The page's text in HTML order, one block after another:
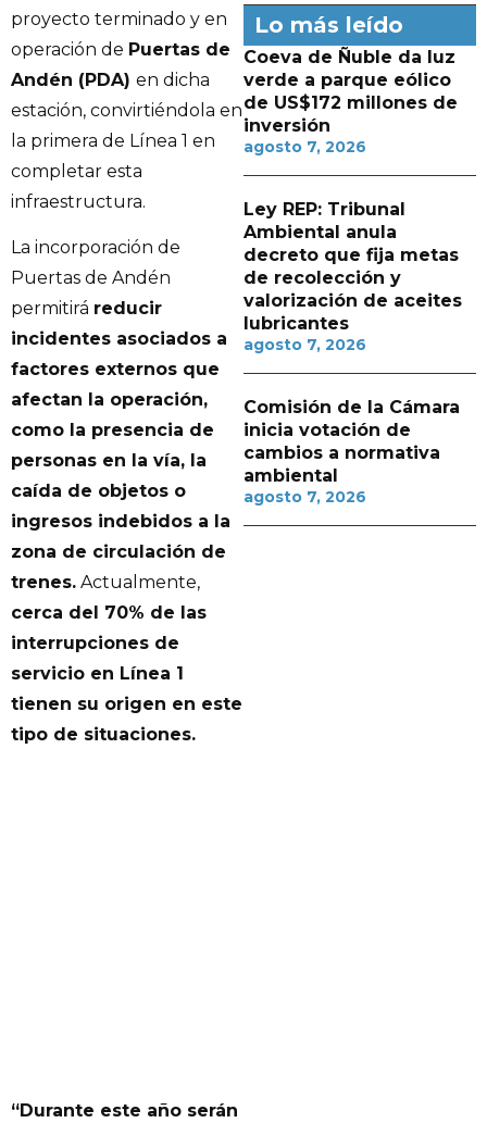
proyecto terminado y en
operación de Puertas de
Andén (PDA) en dicha
estación, convirtiéndola en
la primera de Línea 1 en
completar esta
infraestructura.
La incorporación de
Puertas de Andén
permitirá reducir
incidentes asociados a
factores externos que
afectan la operación,
como la presencia de
personas en la vía, la
caída de objetos o
ingresos indebidos a la
zona de circulación de
trenes. Actualmente,
cerca del 70% de las
interrupciones de
servicio en Línea 1
tienen su origen en este
tipo de situaciones.
“Durante este año serán
Lo más leído
Coeva de Ñuble da luz
verde a parque eólico
de US$172 millones de
inversión
agosto 7, 2026
Ley REP: Tribunal
Ambiental anula
decreto que fija metas
de recolección y
valorización de aceites
lubricantes
agosto 7, 2026
Comisión de la Cámara
inicia votación de
cambios a normativa
ambiental
agosto 7, 2026